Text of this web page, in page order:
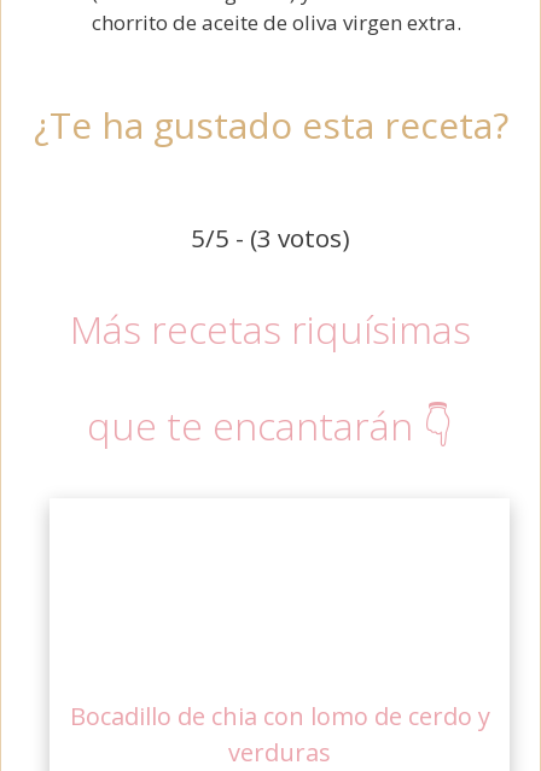
chorrito de aceite de oliva virgen extra.
¿Te ha gustado esta receta?
5/5 - (3 votos)
Más recetas riquísimas
que te encantarán 👇
Bocadillo de chia con lomo de cerdo y
verduras